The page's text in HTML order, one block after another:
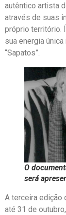
autêntico artista
através de suas
próprio território.
sua energia
“Sapatos”.
O
será
A terceira edição
até 31 de